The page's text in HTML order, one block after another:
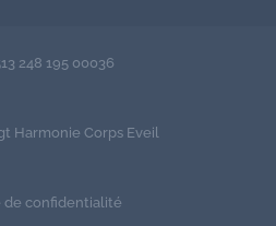
248 195 00036
Harmonie Corps Eveil
de confidentialité